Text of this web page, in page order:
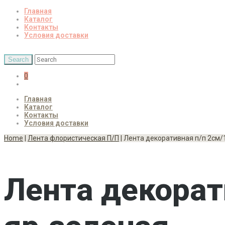
Главная
Каталог
Контакты
Условия доставки
0
Главная
Каталог
Контакты
Условия доставки
Home
Лента флористическая П/П | Лента декоративная п/п
Лента